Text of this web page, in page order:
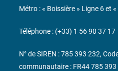
Métro : « Boissière » Ligne 6 et
Téléphone : (+33) 1 56 90 37 17
N° de SIREN : 785 393 232,
communautaire : FR44 785 393